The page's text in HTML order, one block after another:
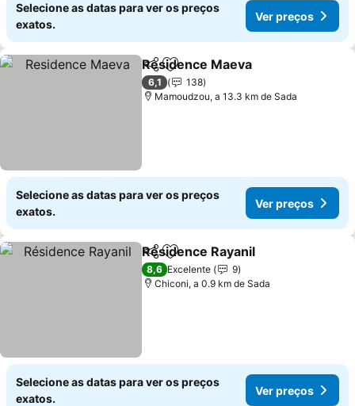
Selecione as datas para ver os preços
exatos.
Ver preços
PartilharAdicionar aos favoritos
Residence Maeva
6,1
138
Mamoudzou, a 13.3 km de Sada
Selecione as datas para ver os preços
exatos.
Ver preços
PartilharAdicionar aos favoritos
Résidence Rayanil
8,6 Excelente
9
Chiconi, a 0.9 km de Sada
Selecione as datas para ver os preços
exatos.
Ver preços